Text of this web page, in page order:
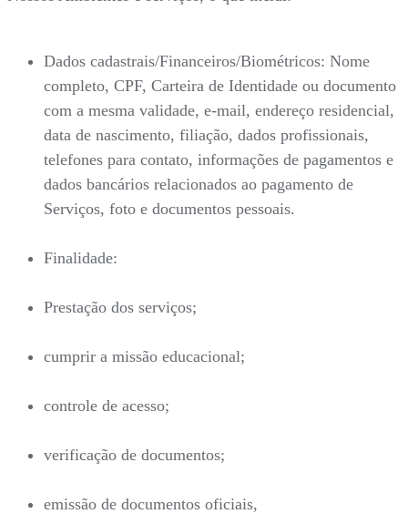
Dados cadastrais/Financeiros/Biométricos: Nome
completo, CPF, Carteira de Identidade ou documento
com a mesma validade, e-mail, endereço residencial,
data de nascimento, filiação, dados profissionais,
telefones para contato, informações de pagamentos e
dados bancários relacionados ao pagamento de
Serviços, foto e documentos pessoais.
Finalidade:
Prestação dos serviços;
cumprir a missão educacional;
controle de acesso;
verificação de documentos;
emissão de documentos oficiais,